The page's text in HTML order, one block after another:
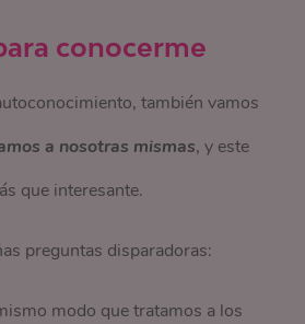
conocerme
también vamos
a nosotras mismas, y este
que interesante.
preguntas disparadoras:
modo que tratamos a los